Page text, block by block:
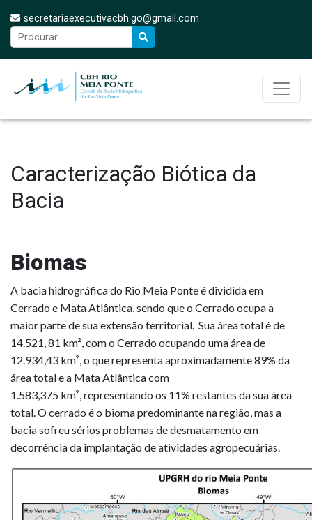
secretariaexecutivacbh.go@gmail.com
Caracterização Biótica da
Bacia
Biomas
A bacia hidrográfica do Rio Meia Ponte é dividida em
Cerrado e Mata Atlântica, sendo que o Cerrado ocupa a
maior parte de sua extensão territorial. Sua área total é de
14.521, 81 km², com o Cerrado ocupando uma área de
12.934,43 km², o que representa aproximadamente 89% da
área total e a Mata Atlântica com
1.583,375 km², representando os 11% restantes da sua área
total. O cerrado é o bioma predominante na região, mas a
bacia sofreu sérios problemas de desmatamento em
decorrência da implantação de atividades agropecuárias.